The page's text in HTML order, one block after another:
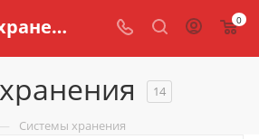
Системы хранения для школ купить 0
14
Системы хранения